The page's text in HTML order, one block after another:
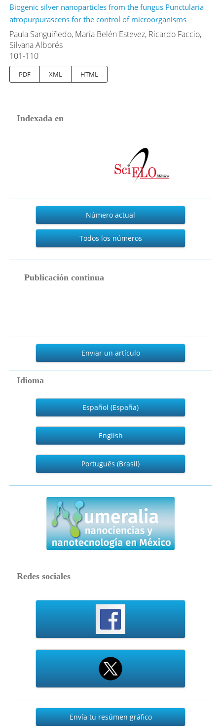
Biogenic silver nanoparticles from the fungus Punctularia
atropurpurascens for the control of microorganisms
Paula Sanguiñedo, María Belén Estevez, Ricardo Faccio,
Silvana Alborés
101-110
PDF XML HTML
Indexada en
Actual
Número actual
Todos los números
Publicación continua
Enviar
artículo
Enviar un artículo
Idioma
Español (España)
English
Português (Brasil)
numeralia
Redes sociales
Envía
Envía tu resúmen gráfico